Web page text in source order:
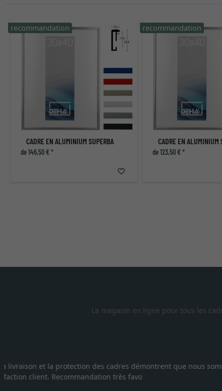
CADRE EN ALUMINIUM SUPERBA
de 146,50 € *
recommandation
CADRE EN ALUMINIUM
de 123,50 € *
recommandation
Le magasin en ligne pour tous les
Je recherchais un cadre sur mesure pour une lithographie,
vous. Emballage professionnel, service et livraison dans